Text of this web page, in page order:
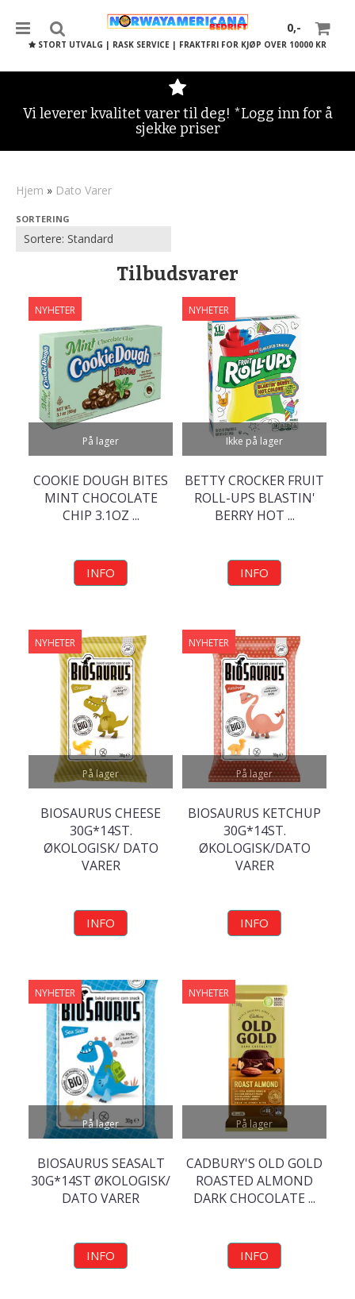
0,-
STORT UTVALG | RASK SERVICE | FRAKTFRI FOR KJØP OVER 10000 KR
Vi leverer kvalitet varer til deg! *Logg inn for å
sjekke priser
Hjem » Dato Varer
SORTERING
Tilbudsvarer
På lager
NYHETER
COOKIE DOUGH BITES
MINT CHOCOLATE
CHIP 3.1OZ ...
INFO
Ikke på lager
NYHETER
BETTY CROCKER FRUIT
ROLL-UPS BLASTIN'
BERRY HOT ...
INFO
På lager
NYHETER
BIOSAURUS CHEESE
30G*14ST.
ØKOLOGISK/ DATO
VARER
INFO
På lager
NYHETER
BIOSAURUS KETCHUP
30G*14ST.
ØKOLOGISK/DATO
VARER
INFO
På lager
NYHETER
BIOSAURUS SEASALT
30G*14ST ØKOLOGISK/
DATO VARER
INFO
På lager
NYHETER
CADBURY'S OLD GOLD
ROASTED ALMOND
DARK CHOCOLATE ...
INFO